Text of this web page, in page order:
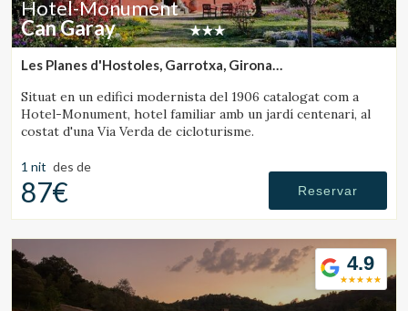
Hotel-Monument
Can Garay
Les Planes d'Hostoles, Garrotxa, Girona
Situat en un edifici modernista del 1906 catalogat com a
Hotel-Monument, hotel familiar amb un jardí centenari, al
costat d'una Via Verda de cicloturisme.
1 nit des de
87€ Reservar
4.9